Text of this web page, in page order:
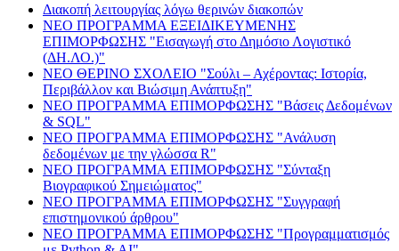
Διακοπή λειτουργίας λόγω θερινών διακοπών
ΝΕΟ ΠΡΟΓΡΑΜΜΑ ΕΞΕΙΔΙΚΕΥΜΕΝΗΣ
ΕΠΙΜΟΡΦΩΣΗΣ "Εισαγωγή στο Δημόσιο Λογιστικό
(ΔΗ.ΛΟ.)"
ΝΕΟ ΘΕΡΙΝΟ ΣΧΟΛΕΙΟ "Σούλι – Αχέροντας: Ιστορία,
Περιβάλλον και Βιώσιμη Ανάπτυξη"
ΝΕΟ ΠΡΟΓΡΑΜΜΑ ΕΠΙΜΟΡΦΩΣΗΣ "Βάσεις Δεδομένων
& SQL"
ΝΕΟ ΠΡΟΓΡΑΜΜΑ ΕΠΙΜΟΡΦΩΣΗΣ "Ανάλυση
δεδομένων με την γλώσσα R"
ΝΕΟ ΠΡΟΓΡΑΜΜΑ ΕΠΙΜΟΡΦΩΣΗΣ "Σύνταξη
Βιογραφικού Σημειώματος"
ΝΕΟ ΠΡΟΓΡΑΜΜΑ ΕΠΙΜΟΡΦΩΣΗΣ "Συγγραφή
επιστημονικού άρθρου"
ΝΕΟ ΠΡΟΓΡΑΜΜΑ ΕΠΙΜΟΡΦΩΣΗΣ "Προγραμματισμός